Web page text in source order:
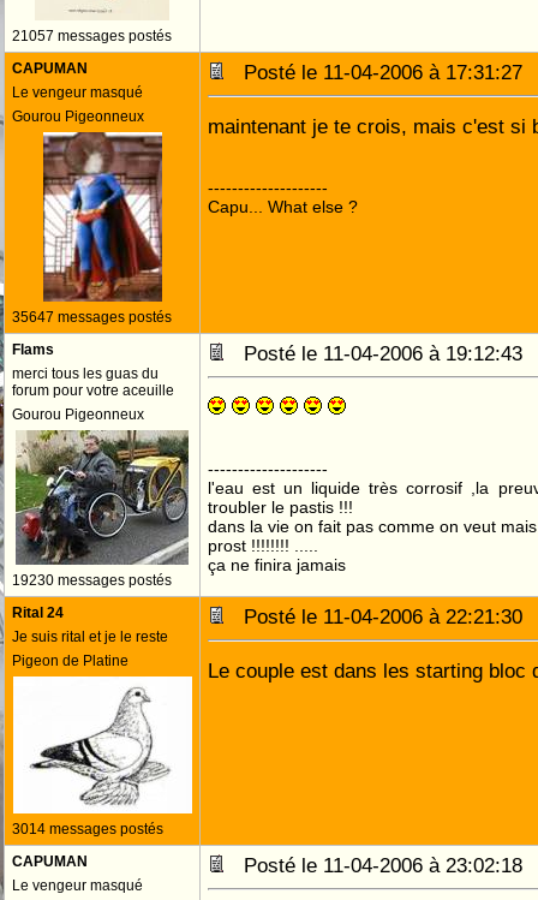
21057 messages postés
CAPUMAN
Le vengeur masqué
Gourou Pigeonneux
35647 messages postés
Posté le 11-04-2006 à
maintenant je te crois, mais c'est si
--------------------
Capu... What else ?
Flams
merci tous les guas du
forum pour votre aceuille
Gourou Pigeonneux
19230 messages postés
Posté le 11-04-2006 à
--------------------
l'eau est un liquide très corrosif ,la
troubler le pastis !!!
dans la vie on fait pas comme on veut
prost !!!!!!!! .....
ça ne finira jamais
Rital 24
Je suis rital et je le reste
Pigeon de Platine
3014 messages postés
Posté le 11-04-2006 à
Le couple est dans les starting bloc
CAPUMAN
Le vengeur masqué
Posté le 11-04-2006 à